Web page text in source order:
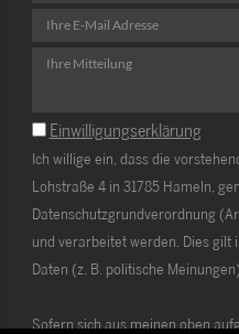
Einwilligungserklärung
Ich willige ein, dass die
Lohstraße 4 in 31785 Hameln,
Datenschutzgrundverordnung
und verarbeitet werden. Dies gilt
Daten (z. B. politische Meinungen).
Sofern sich aus meinen oben